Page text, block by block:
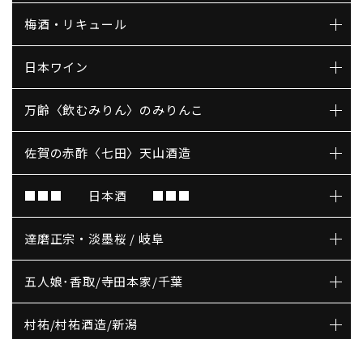
梅酒・リキュール
日本ワイン
万齢〈飲むみりん〉のみりんこ
佐賀の赤酢〈七田〉天山酒造
■■■ 日本酒 ■■■
達磨正宗・淡墨桜 / 岐阜
五人娘･香取/寺田本家/千葉
村祐/村祐酒造/新潟